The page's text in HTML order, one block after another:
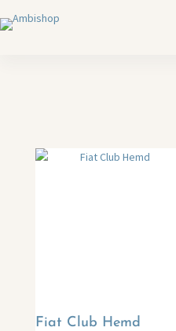
Fiat Club Hemd